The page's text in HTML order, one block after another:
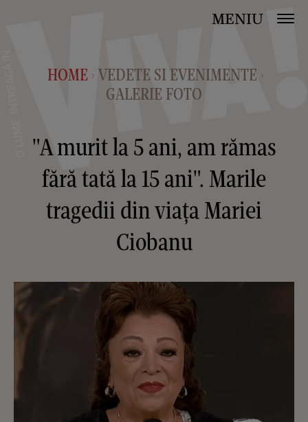
MENIU
HOME > VEDETE SI EVENIMENTE >
GALERIE FOTO
"A murit la 5 ani, am rămas
fără tată la 15 ani". Marile
tragedii din viața Mariei
Ciobanu